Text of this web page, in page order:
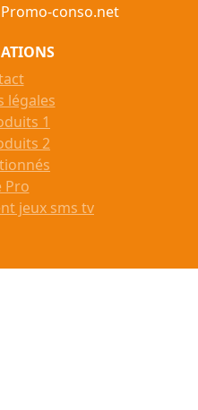
conso.net
légales
1
2
Pro
jeux sms tv